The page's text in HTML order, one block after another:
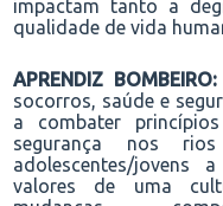
impactam tanto a
qualidade de vida
APRENDIZ BOMBEIRO:
socorros, saúde e
a combater
segurança nos
adolescentes/jovens
a
valores de uma